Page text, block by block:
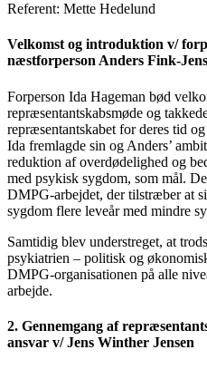
Referent: Mette Hedelund
Velkomst og introduktion v/
næstforperson Anders Fink-
Forperson Ida Hageman bød
repræsentantskabsmøde og
repræsentantskabet for deres tid
Ida fremlagde sin og Anders’
reduktion af overdødelighed og
med psykisk sygdom, som mål.
DMPG-arbejdet, der tilstræber at
sygdom flere leveår med mindre
Samtidig blev understreget, at
psykiatrien – politisk og
DMPG-organisationen på alle
arbejde.
2. Gennemgang af
ansvar v/ Jens Winther Jensen